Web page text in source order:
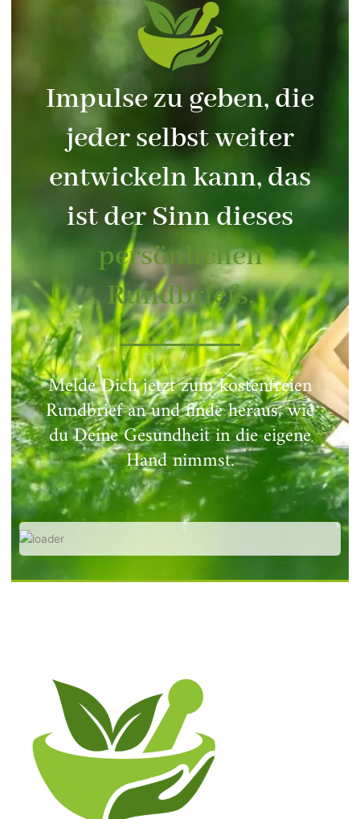
Impulse zu geben, die
jeder selbst weiter
entwickeln kann, das
ist der Sinn dieses
persönlichen
Rundbriefs.
Melde Dich jetzt zum kostenfreien
Rundbrief an und finde heraus, wie
du Deine Gesundheit in die eigene
Hand nimmst.